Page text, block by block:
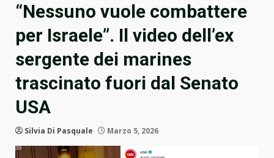
“Nessuno vuole combattere
per Israele”. Il video dell’ex
sergente dei marines
trascinato fuori dal Senato
USA
Silvia Di Pasquale Marzo 5, 2026